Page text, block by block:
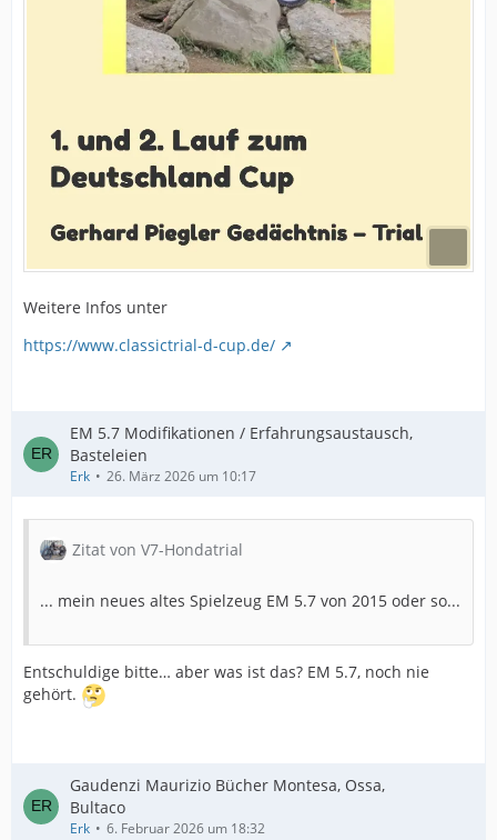
Weitere Infos unter
https://www.classictrial-d-cup.de/
EM 5.7 Modifikationen / Erfahrungsaustausch,
Basteleien
Erk 26. März 2026 um 10:17
Zitat von V7-Hondatrial
... mein neues altes Spielzeug EM 5.7 von 2015 oder so...
Entschuldige bitte… aber was ist das? EM 5.7, noch nie
gehört.
Gaudenzi Maurizio Bücher Montesa, Ossa,
Bultaco
Erk 6. Februar 2026 um 18:32